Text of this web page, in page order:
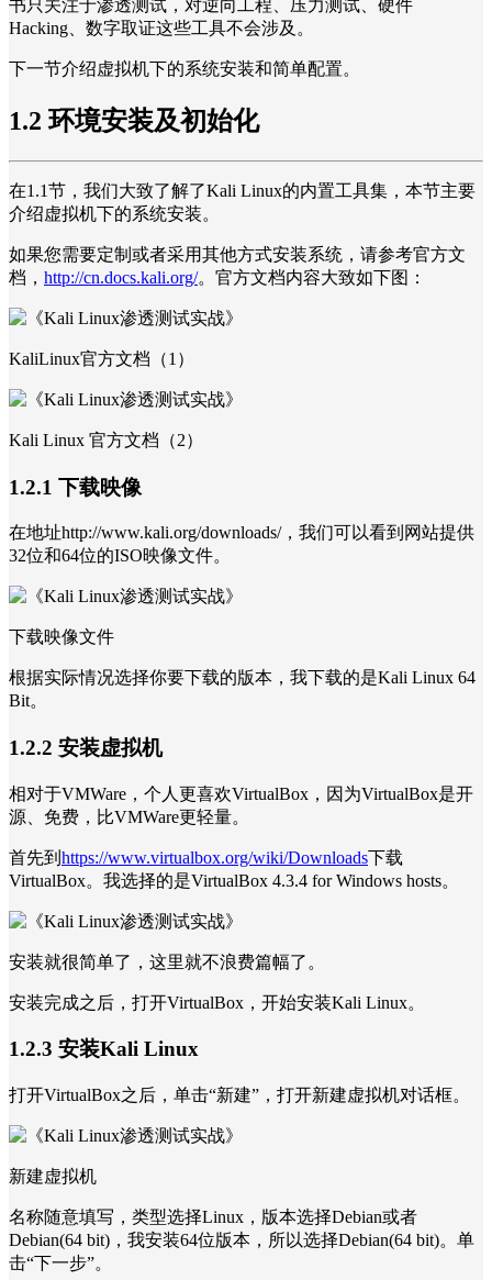
书只关注于渗透测试，对逆向工程、压力测试、硬件
Hacking、数字取证这些工具不会涉及。
下一节介绍虚拟机下的系统安装和简单配置。
1.2 环境安装及初始化
在1.1节，我们大致了解了Kali Linux的内置工具集，本节主要
介绍虚拟机下的系统安装。
如果您需要定制或者采用其他方式安装系统，请参考官方文
档， http://cn.docs.kali.org/。官方文档内容大致如下图：
KaliLinux官方文档（1）
Kali Linux 官方文档（2）
1.2.1 下载映像
在地址http://www.kali.org/downloads/，我们可以看到网站提供
32位和64位的ISO映像文件。
下载映像文件
根据实际情况选择你要下载的版本，我下载的是Kali Linux 64
Bit。
1.2.2 安装虚拟机
相对于VMWare，个人更喜欢VirtualBox，因为VirtualBox是开
源、免费，比VMWare更轻量。
首先到 https://www.virtualbox.org/wiki/Downloads下载
VirtualBox。我选择的是VirtualBox 4.3.4 for Windows hosts。
安装就很简单了，这里就不浪费篇幅了。
安装完成之后，打开VirtualBox，开始安装Kali Linux。
1.2.3 安装Kali Linux
打开VirtualBox之后，单击“新建”，打开新建虚拟机对话框。
新建虚拟机
名称随意填写，类型选择Linux，版本选择Debian或者
Debian(64 bit)，我安装64位版本，所以选择Debian(64 bit)。单
击“下一步”。